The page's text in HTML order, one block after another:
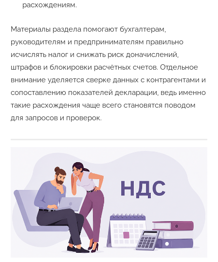
расхождениям.
Материалы раздела помогают бухгалтерам,
руководителям и предпринимателям правильно
исчислять налог и снижать риск доначислений,
штрафов и блокировки расчётных счетов. Отдельное
внимание уделяется сверке данных с контрагентами и
сопоставлению показателей декларации, ведь именно
такие расхождения чаще всего становятся поводом
для запросов и проверок.